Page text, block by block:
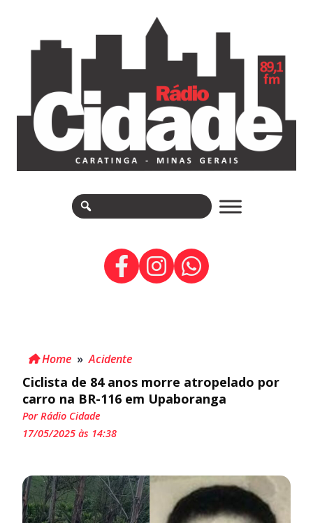
Home »Acidente
Ciclista de 84 anos morre atropelado por
carro na BR-116 em Upaboranga
Por Rádio Cidade
17/05/2025 às 14:38